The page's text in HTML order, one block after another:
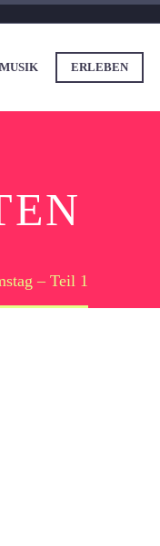
MUSIK ERLEBEN
– Teil 1